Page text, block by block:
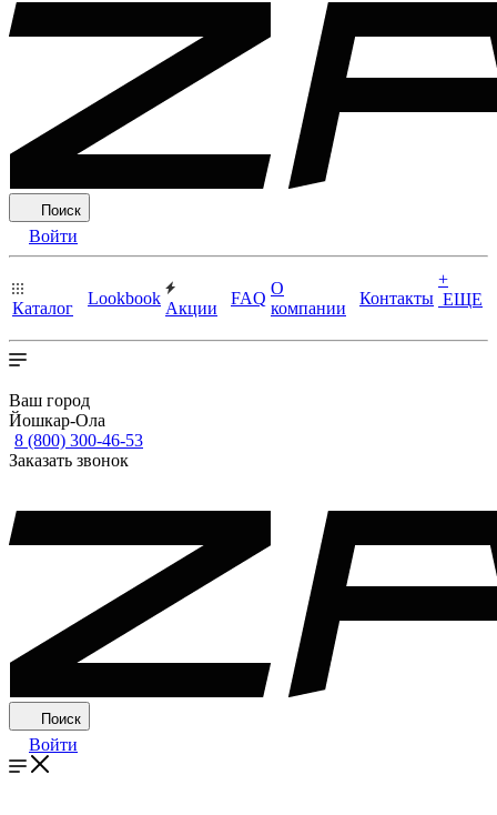
Поиск
Войти
Каталог
Lookbook
Акции
FAQ
О
компании
Контакты
+
ЕЩЕ
Ваш город
Йошкар-Ола
8 (800) 300-46-53
Заказать звонок
Поиск
Войти